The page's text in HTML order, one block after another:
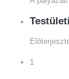
1